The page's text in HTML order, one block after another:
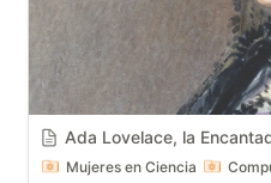
Ada Lovelace, la
Mujeres en Ciencia